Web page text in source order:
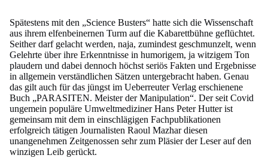
Spätestens mit den „Science Busters“ hatte sich die Wissenschaft
aus ihrem elfenbeinernen Turm auf die Kabarettbühne geflüchtet.
Seither darf gelacht werden, naja, zumindest geschmunzelt, wenn
Gelehrte über ihre Erkenntnisse in humorigem, ja witzigem Ton
plaudern und dabei dennoch höchst seriös Fakten und Ergebnisse
in allgemein verständlichen Sätzen untergebracht haben. Genau
das gilt auch für das jüngst im Ueberreuter Verlag erschienene
Buch „PARASITEN. Meister der Manipulation“. Der seit Covid
ungemein populäre Umweltmediziner Hans Peter Hutter ist
gemeinsam mit dem in einschlägigen Fachpublikationen
erfolgreich tätigen Journalisten Raoul Mazhar diesen
unangenehmen Zeitgenossen sehr zum Pläsier der Leser auf den
winzigen Leib gerückt.